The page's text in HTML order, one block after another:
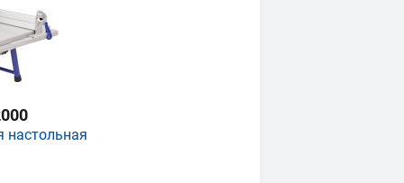
настольная